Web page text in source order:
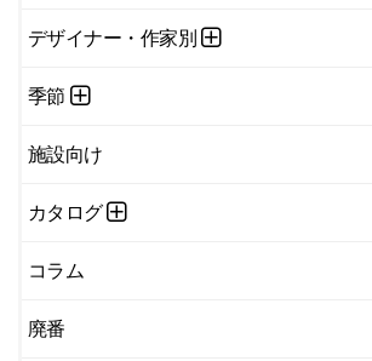
デザイナー・作家別
季節
施設向け
カタログ
コラム
廃番